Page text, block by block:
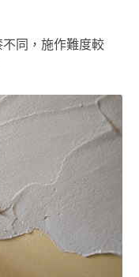
同，施作難度較